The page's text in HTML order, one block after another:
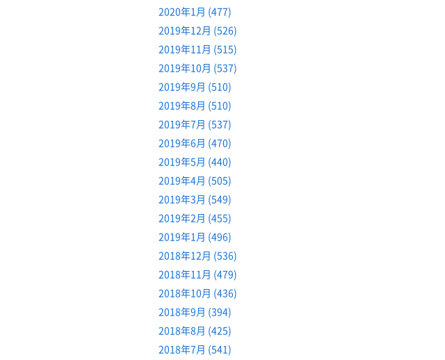
2020年1月 (477)
2019年12月 (526)
2019年11月 (515)
2019年10月 (537)
2019年9月 (510)
2019年8月 (510)
2019年7月 (537)
2019年6月 (470)
2019年5月 (440)
2019年4月 (505)
2019年3月 (549)
2019年2月 (455)
2019年1月 (496)
2018年12月 (536)
2018年11月 (479)
2018年10月 (436)
2018年9月 (394)
2018年8月 (425)
2018年7月 (541)